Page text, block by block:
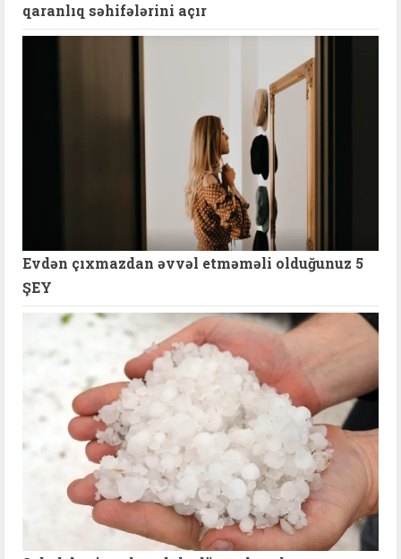
qaranlıq səhifələrini açır
Evdən çıxmazdan əvvəl etməməli olduğunuz 5
ŞEY